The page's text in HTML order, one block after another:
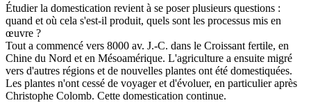
Étudier la domestication revient à se poser plusieurs questions :
quand et où cela s'est-il produit, quels sont les processus mis en
œuvre ?
Tout a commencé vers 8000 av. J.-C. dans le Croissant fertile, en
Chine du Nord et en Mésoamérique. L'agriculture a ensuite migré
vers d'autres régions et de nouvelles plantes ont été domestiquées.
Les plantes n'ont cessé de voyager et d'évoluer, en particulier après
Christophe Colomb. Cette domestication continue.